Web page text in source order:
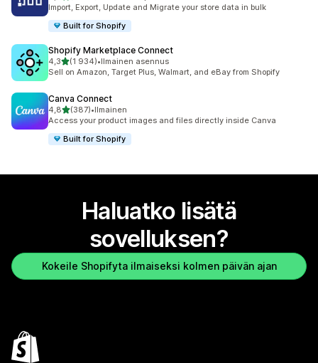
Import, Export, Update and Migrate your store data in bulk
Built for Shopify
Shopify Marketplace Connect
4,3/ 5 tähteä
(1 934)
1934 arvostelua yhteensä
•Ilmainen asennus
Sell on Amazon, Target Plus, Walmart, and eBay from Shopify
Canva Connect
4,8/ 5 tähteä
(387)
387 arvostelua yhteensä
•Ilmainen
Access your product images and files directly inside Canva
Built for Shopify
Haluatko lisätä
sovelluksen?
Kokeile Shopifyta ilmaiseksi kolmen päivän ajan